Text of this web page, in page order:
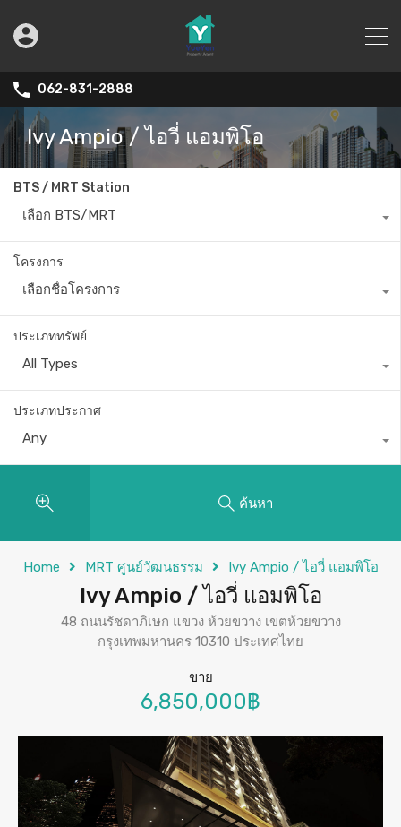
062-831-2888
Ivy Ampio / ไอวี่ แอมพิโอ
BTS / MRT Station
เลือก BTS/MRT
โครงการ
เลือกชื่อโครงการ
ประเภททรัพย์
All Types
ประเภทประกาศ
Any
ค้นหา
Home MRT ศูนย์วัฒนธรรม Ivy Ampio / ไอวี่ แอมพิโอ
Ivy Ampio / ไอวี่ แอมพิโอ
48 ถนนรัชดาภิเษก แขวง ห้วยขวาง เขตห้วยขวาง
กรุงเทพมหานคร 10310 ประเทศไทย
ขาย
6,850,000฿